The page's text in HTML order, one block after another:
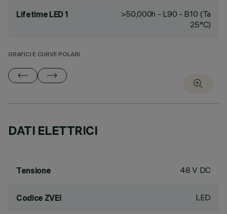
Lifetime LED 1
>50,000h - L90 - B10 (Ta
25°C)
GRAFICI E CURVE POLARI
DATI ELETTRICI
Tensione 48 V DC
Codice ZVEI LED